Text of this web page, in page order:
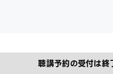
聴講予約の受付は終